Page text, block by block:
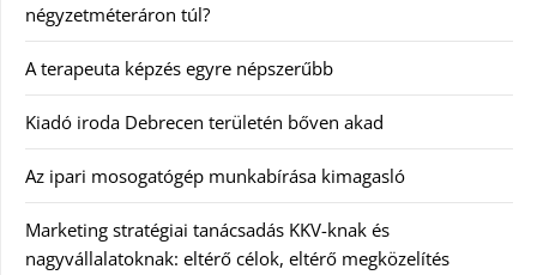
négyzetméteráron túl?
A terapeuta képzés egyre népszerűbb
Kiadó iroda Debrecen területén bőven akad
Az ipari mosogatógép munkabírása kimagasló
Marketing stratégiai tanácsadás KKV-knak és
nagyvállalatoknak: eltérő célok, eltérő megközelítés